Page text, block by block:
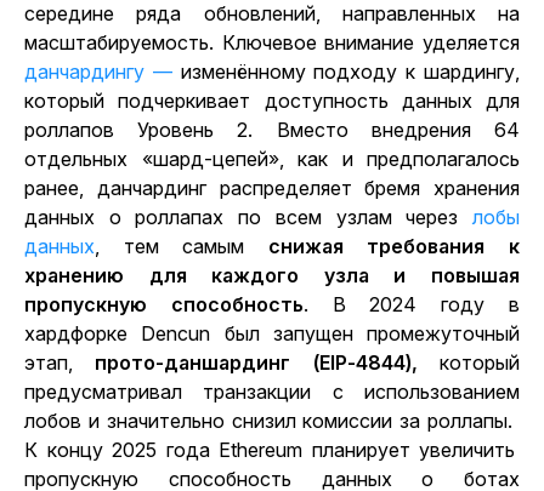
середине ряда обновлений, направленных на
масштабируемость. Ключевое внимание уделяется
данчардингу —изменённому подходу к шардингу,
который подчеркивает доступность данных для
роллапов Уровень 2. Вместо внедрения 64
отдельных «шард-цепей», как и предполагалось
ранее, данчардинг распределяет бремя хранения
данных о роллапах по всем узлам черезлобы
данных, тем самым снижая требования к
хранению для каждого узла и повышая
пропускную способность. В 2024 году в
хардфорке Dencun был запущен промежуточный
этап, прото-даншардинг (EIP-4844), который
предусматривал транзакции с использованием
лобов и значительно снизил комиссии за роллапы.
К концу 2025 года Ethereum планируетувеличить
пропускную способность данных о ботах